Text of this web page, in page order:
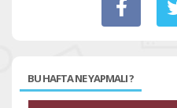
BU HAFTA NE YAPMALI ?